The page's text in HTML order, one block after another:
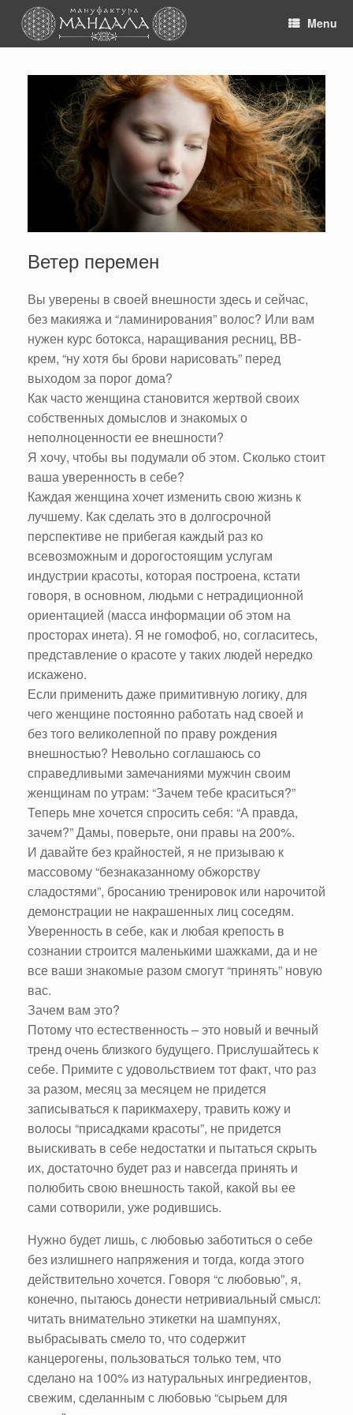
content
Menu
Ветер перемен
Вы уверены в своей внешности здесь и сейчас,
без макияжа и “ламинирования” волос? Или вам
нужен курс ботокса, наращивания ресниц, ВВ-
крем, “ну хотя бы брови нарисовать” перед
выходом за порог дома?
Как часто женщина становится жертвой своих
собственных домыслов и знакомых о
неполноценности ее внешности?
Я хочу, чтобы вы подумали об этом. Сколько стоит
ваша уверенность в себе?
Каждая женщина хочет изменить свою жизнь к
лучшему. Как сделать это в долгосрочной
перспективе не прибегая каждый раз ко
всевозможным и дорогостоящим услугам
индустрии красоты, которая построена, кстати
говоря, в основном, людьми с нетрадиционной
ориентацией (масса информации об этом на
просторах инета). Я не гомофоб, но, согласитесь,
представление о красоте у таких людей нередко
искажено.
Если применить даже примитивную логику, для
чего женщине постоянно работать над своей и
без того великолепной по праву рождения
внешностью? Невольно соглашаюсь со
справедливыми замечаниями мужчин своим
женщинам по утрам: “Зачем тебе краситься?”
Теперь мне хочется спросить себя: “А правда,
зачем?” Дамы, поверьте, они правы на 200%.
И давайте без крайностей, я не призываю к
массовому “безнаказанному обжорству
сладостями”, бросанию тренировок или нарочитой
демонстрации не накрашенных лиц соседям.
Уверенность в себе, как и любая крепость в
сознании строится маленькими шажками, да и не
все ваши знакомые разом смогут “принять” новую
вас.
Зачем вам это?
Потому что естественность – это новый и вечный
тренд очень близкого будущего. Прислушайтесь к
себе. Примите с удовольствием тот факт, что раз
за разом, месяц за месяцем не придется
записываться к парикмахеру, травить кожу и
волосы “присадками красоты”, не придется
выискивать в себе недостатки и пытаться скрыть
их, достаточно будет раз и навсегда принять и
полюбить свою внешность такой, какой вы ее
сами сотворили, уже родившись.
Нужно будет лишь, с любовью заботиться о себе
без излишнего напряжения и тогда, когда этого
действительно хочется. Говоря “с любовью”, я,
конечно, пытаюсь донести нетривиальный смысл:
читать внимательно этикетки на шампунях,
выбрасывать смело то, что содержит
канцерогены, пользоваться только тем, что
сделано на 100% из натуральных ингредиентов,
свежим, сделанным с любовью “сырьем для